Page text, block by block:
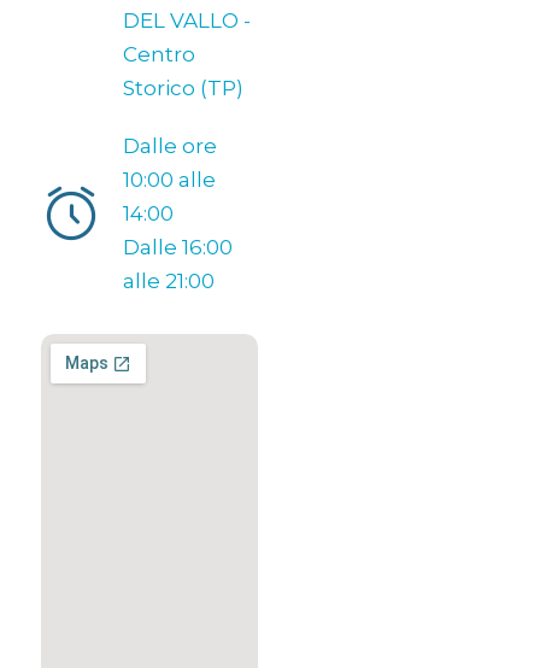
DEL VALLO -
Centro
Storico (TP)
Dalle ore
10:00 alle
14:00
Dalle 16:00
alle 21:00